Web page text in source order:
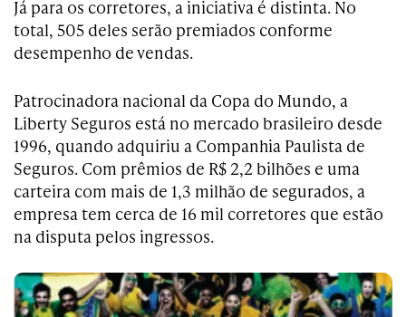
Já para os corretores, a iniciativa é distinta. No
total, 505 deles serão premiados conforme
desempenho de vendas.
Patrocinadora nacional da Copa do Mundo, a
Liberty Seguros está no mercado brasileiro desde
1996, quando adquiriu a Companhia Paulista de
Seguros. Com prêmios de R$ 2,2 bilhões e uma
carteira com mais de 1,3 milhão de segurados, a
empresa tem cerca de 16 mil corretores que estão
na disputa pelos ingressos.